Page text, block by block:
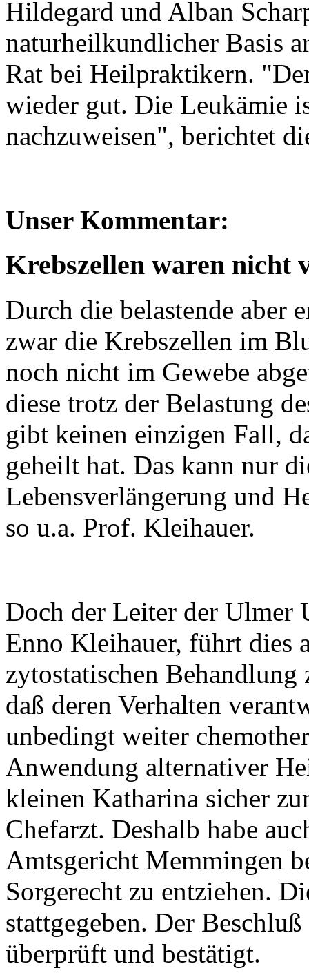
Hildegard und Alban
naturheilkundlicher Basis
Rat bei Heilpraktikern.
wieder gut. Die Leukämie
nachzuweisen", berichtet
Unser Kommentar:
Krebszellen waren nicht
Durch die belastende aber
zwar die Krebszellen im
noch nicht im Gewebe
diese trotz der Belastung
gibt keinen einzigen Fall,
geheilt hat. Das kann nur
Lebensverlängerung und
so u.a. Prof. Kleihauer.
Doch der Leiter der
Enno Kleihauer, führt dies
zytostatischen
daß deren Verhalten
unbedingt weiter
Anwendung alternativer
kleinen Katharina sicher
Chefarzt. Deshalb habe
Amtsgericht Memmingen
Sorgerecht zu entziehen.
stattgegeben. Der
überprüft und bestätigt.